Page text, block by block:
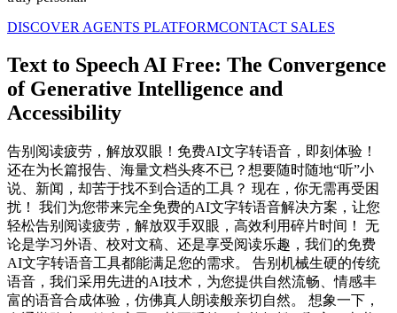
DISCOVER AGENTS PLATFORMCONTACT SALES
Text to Speech AI Free: The Convergence
of Generative Intelligence and
Accessibility
告别阅读疲劳，解放双眼！免费AI文字转语音，即刻体验！
还在为长篇报告、海量文档头疼不已？想要随时随地“听”小
说、新闻，却苦于找不到合适的工具？ 现在，你无需再受困
扰！ 我们为您带来完全免费的AI文字转语音解决方案，让您
轻松告别阅读疲劳，解放双手双眼，高效利用碎片时间！ 无
论是学习外语、校对文稿、还是享受阅读乐趣，我们的免费
AI文字转语音工具都能满足您的需求。 告别机械生硬的传统
语音，我们采用先进的AI技术，为您提供自然流畅、情感丰
富的语音合成体验，仿佛真人朗读般亲切自然。 想象一下，